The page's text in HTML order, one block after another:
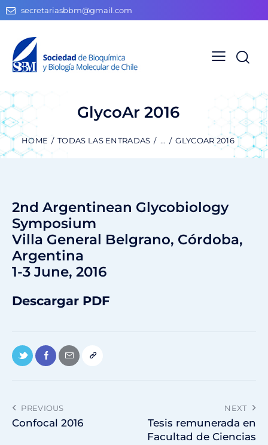
secretariasbbm@gmail.com
GlycoAr 2016
HOME TODAS LAS ENTRADAS ... GLYCOAR 2016
2nd Argentinean Glycobiology
Symposium
Villa General Belgrano, Córdoba,
Argentina
1-3 June, 2016
Descargar PDF
PREVIOUS
Confocal 2016
NEXT
Tesis remunerada en
Facultad de Ciencias